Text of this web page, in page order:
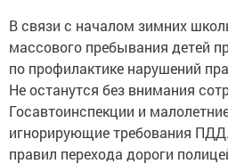
В связи с началом зимних
массового пребывания детей
по профилактике нарушений
Не останутся без внимания
Госавтоинспекции и
игнорирующие требования
правил перехода дороги